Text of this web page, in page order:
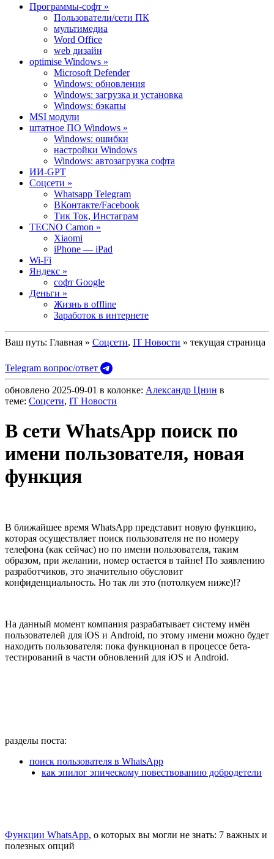
Программы-софт »
Пользователи/сети ПК
мультимедиа
Word Office
web дизайн
optimise Windows »
Microsoft Defender
Windows: обновления
Windows: загрузка и установка
Windows: бэкапы
MSI модули
штатное ПО Windows »
Windows: ошибки
настройки Windows
Windows: автозагрузка софта
ИИ-GPT
Cоцсети »
Whatsapp Telegram
ВКонтакте/Facebook
Тик Ток, Инстаграм
TECNO Camon »
Xiaomi
iPhone — iPad
Wi-Fi
Яндекс »
софт Google
Деньги »
Жизнь в offline
Заработок в интернете
Ваш путь: Главная » Cоцсети, IT Новости » текущая страница
Telegram вопрос/ответ
обновлено 2025-09-01 в колонке: Александр Цнин в
теме: Cоцсети, IT Новости
В сети WhatsApp поиск по
имени пользователя, новая
функция
В ближайшее время WhatsApp представит новую функцию,
которая осуществляет поиск пользователя не по номеру
телефона (как сейчас) но по имени пользователя, таким
образом, при желании, номер остается в тайне! По заявлению
разработчиков, это значительно обусловит
конфиденциальность. Но так ли это (потолкуем ниже)!?
На данный момент компания разрабатывает систему имён
пользователей для iOS и Android, по этому имени можно будет
находить пользователя: пока функционал в процессе бета-
тестирований в части обновлений для iOS и Android.
разделы поста:
поиск пользователя в WhatsApp
как эпилог эпическому повествованию добродетели
Функции WhatsApp, о которых вы могли не знать: 7 важных и
полезных опций